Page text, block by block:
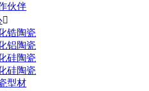
伙伴

锆陶瓷
铝陶瓷
硅陶瓷
硅陶瓷
型材